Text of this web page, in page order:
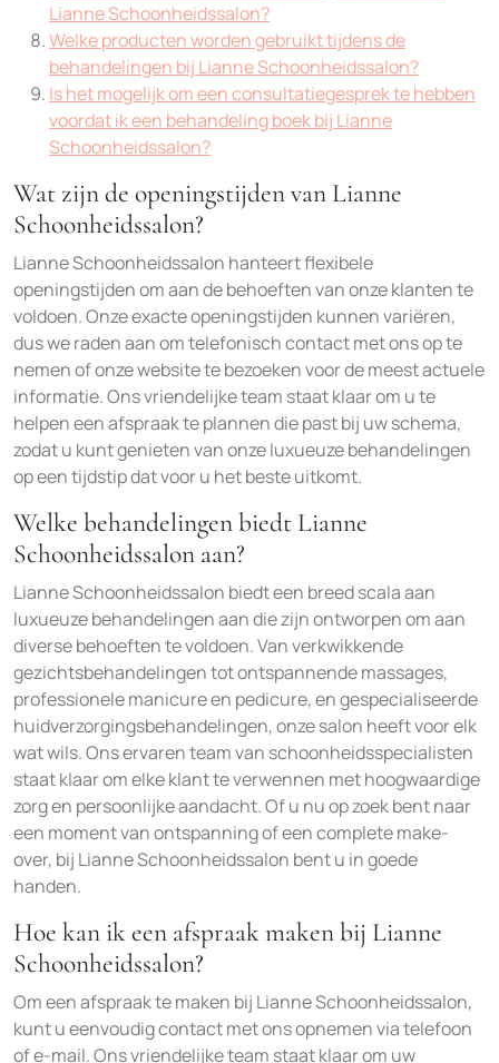
Lianne Schoonheidssalon?
Welke producten worden gebruikt tijdens de
behandelingen bij Lianne Schoonheidssalon?
Is het mogelijk om een consultatiegesprek te hebben
voordat ik een behandeling boek bij Lianne
Schoonheidssalon?
Wat zijn de openingstijden van Lianne
Schoonheidssalon?
Lianne Schoonheidssalon hanteert flexibele
openingstijden om aan de behoeften van onze klanten te
voldoen. Onze exacte openingstijden kunnen variëren,
dus we raden aan om telefonisch contact met ons op te
nemen of onze website te bezoeken voor de meest actuele
informatie. Ons vriendelijke team staat klaar om u te
helpen een afspraak te plannen die past bij uw schema,
zodat u kunt genieten van onze luxueuze behandelingen
op een tijdstip dat voor u het beste uitkomt.
Welke behandelingen biedt Lianne
Schoonheidssalon aan?
Lianne Schoonheidssalon biedt een breed scala aan
luxueuze behandelingen aan die zijn ontworpen om aan
diverse behoeften te voldoen. Van verkwikkende
gezichtsbehandelingen tot ontspannende massages,
professionele manicure en pedicure, en gespecialiseerde
huidverzorgingsbehandelingen, onze salon heeft voor elk
wat wils. Ons ervaren team van schoonheidsspecialisten
staat klaar om elke klant te verwennen met hoogwaardige
zorg en persoonlijke aandacht. Of u nu op zoek bent naar
een moment van ontspanning of een complete make-
over, bij Lianne Schoonheidssalon bent u in goede
handen.
Hoe kan ik een afspraak maken bij Lianne
Schoonheidssalon?
Om een afspraak te maken bij Lianne Schoonheidssalon,
kunt u eenvoudig contact met ons opnemen via telefoon
of e-mail. Ons vriendelijke team staat klaar om uw